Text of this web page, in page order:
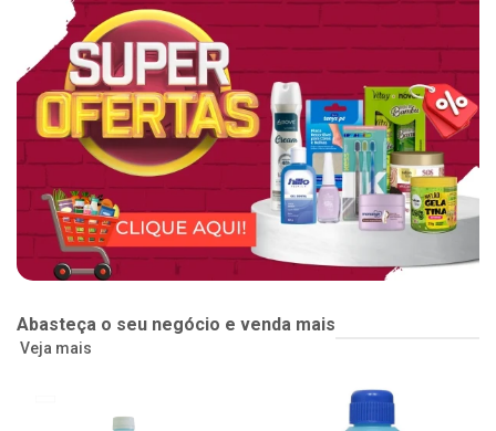
Abasteça o seu negócio e venda mais
Veja mais